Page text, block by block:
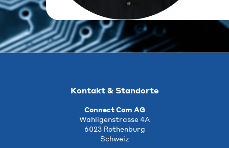
Kontakt & Standorte
Connect Com AG
Wahligenstrasse 4A
6023 Rothenburg
Schweiz